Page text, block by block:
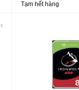
Tạm hết hàng